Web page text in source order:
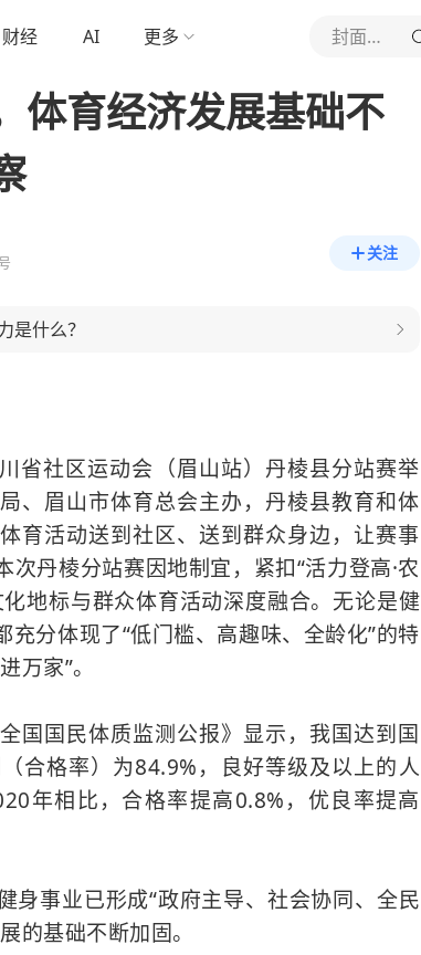
财经 AI 更多 封面新闻
体育经济发展基础不
关注
是什么？
省社区运动会（眉山站）丹棱县分站赛举
、眉山市体育总会主办，丹棱县教育和体
育活动送到社区、送到群众身边，让赛事
丹棱分站赛因地制宜，紧扣“活力登高·农
地标与群众体育活动深度融合。无论是健
分体现了“低门槛、高趣味、全龄化”的特
万家”。
国国民体质监测公报》显示，我国达到国
合格率）为84.9%，良好等级及以上的人
年相比，合格率提高0.8%，优良率提高
身事业已形成“政府主导、社会协同、全民
的基础不断加固。